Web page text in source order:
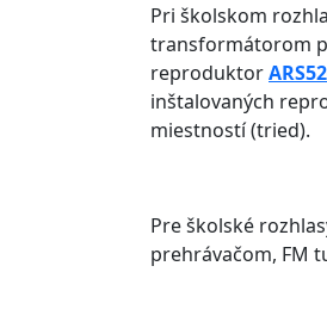
Pri školskom
transformátorom
reproduktor
inštalovaných
miestností (tried).
Pre školské
prehrávačom, FM